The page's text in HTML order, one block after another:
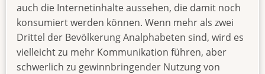
auch die Internetinhalte aussehen, die damit noch
konsumiert werden können. Wenn mehr als zwei
Drittel der Bevölkerung Analphabeten sind, wird es
vielleicht zu mehr Kommunikation führen, aber
schwerlich zu gewinnbringender Nutzung von